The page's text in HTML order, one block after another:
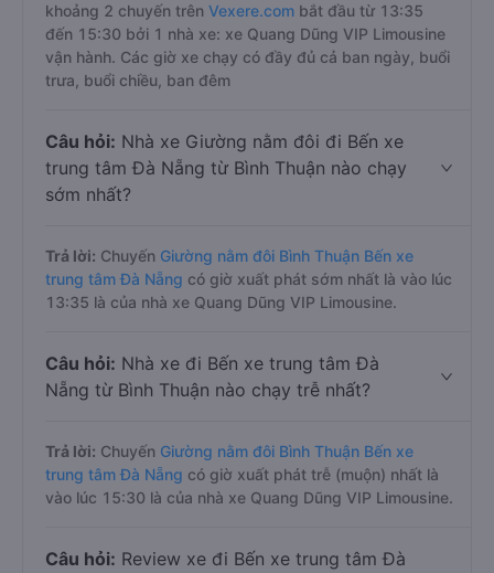
khoảng 2 chuyến trên Vexere.com bắt đầu từ 13:35
đến 15:30 bởi 1 nhà xe: xe Quang Dũng VIP Limousine
vận hành. Các giờ xe chạy có đầy đủ cả ban ngày, buổi
trưa, buổi chiều, ban đêm
Câu hỏi: Nhà xe Giường nằm đôi đi Bến xe
trung tâm Đà Nẵng từ Bình Thuận nào chạy
sớm nhất?
Trả lời: Chuyến Giường nằm đôi Bình Thuận Bến xe
trung tâm Đà Nẵng có giờ xuất phát sớm nhất là vào lúc
13:35 là của nhà xe Quang Dũng VIP Limousine.
Câu hỏi: Nhà xe đi Bến xe trung tâm Đà
Nẵng từ Bình Thuận nào chạy trễ nhất?
Trả lời: Chuyến Giường nằm đôi Bình Thuận Bến xe
trung tâm Đà Nẵng có giờ xuất phát trễ (muộn) nhất là
vào lúc 15:30 là của nhà xe Quang Dũng VIP Limousine.
Câu hỏi: Review xe đi Bến xe trung tâm Đà